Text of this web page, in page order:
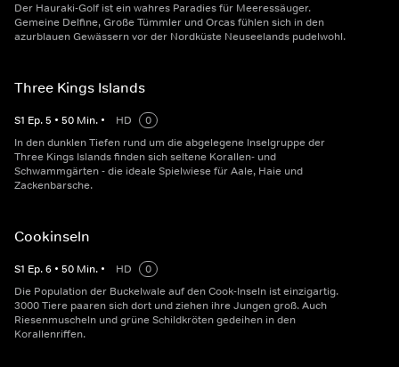
Der Hauraki-Golf ist ein wahres Paradies für Meeressäuger.
Gemeine Delfine, Große Tümmler und Orcas fühlen sich in den
azurblauen Gewässern vor der Nordküste Neuseelands pudelwohl.
Three Kings Islands
S1 Ep.5 • 50 Min. • HD
0
In den dunklen Tiefen rund um die abgelegene Inselgruppe der
Three Kings Islands finden sich seltene Korallen- und
Schwammgärten - die ideale Spielwiese für Aale, Haie und
Zackenbarsche.
Cookinseln
S1 Ep.6 • 50 Min. • HD
0
Die Population der Buckelwale auf den Cook-Inseln ist einzigartig.
3000 Tiere paaren sich dort und ziehen ihre Jungen groß. Auch
Riesenmuscheln und grüne Schildkröten gedeihen in den
Korallenriffen.